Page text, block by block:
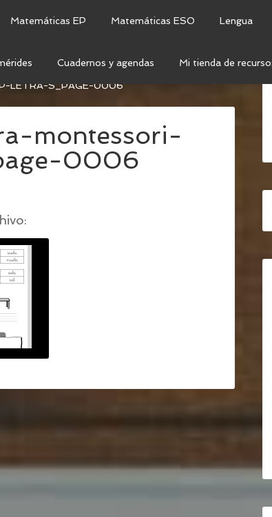
Matemáticas EP Matemáticas ESO Lengua
Cuadernos y agendas Mi tienda de
– LETRA S (LETRA LIGADA E IMPRENTA)
LETRA-S_PAGE-0006
montessori-
0006